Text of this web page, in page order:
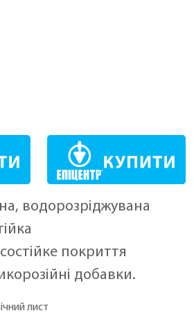
водорозріджувана
покриття
добавки.
лист